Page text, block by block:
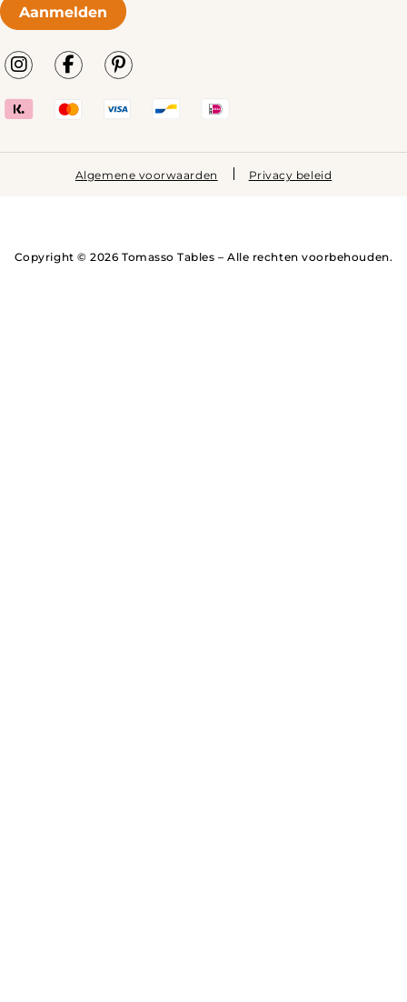
Aanmelden
Copyright © 2026 Tomasso Tables – Alle rechten voorbehouden.
Algemene voorwaarden Privacy beleid